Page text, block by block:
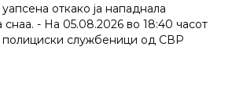
откако ја нападнала
- На 05.08.2026 во 18:40 часот
полициски службеници од СВР